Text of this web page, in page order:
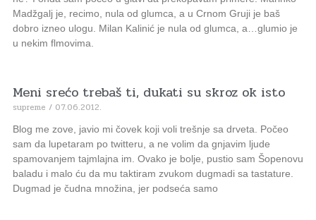
Madžgalj je, recimo, nula od glumca, a u Crnom Gruji je baš
dobro izneo ulogu. Milan Kalinić je nula od glumca, a…glumio je
u nekim flmovima.
Meni srećo trebaš ti, dukati su skroz ok isto
supreme 07.06.2012.
Blog me zove, javio mi čovek koji voli trešnje sa drveta. Počeo
sam da lupetaram po twitteru, a ne volim da gnjavim ljude
spamovanjem tajmlajna im. Ovako je bolje, pustio sam Šopenovu
baladu i malo ću da mu taktiram zvukom dugmadi sa tastature.
Dugmad je čudna množina, jer podseća samo